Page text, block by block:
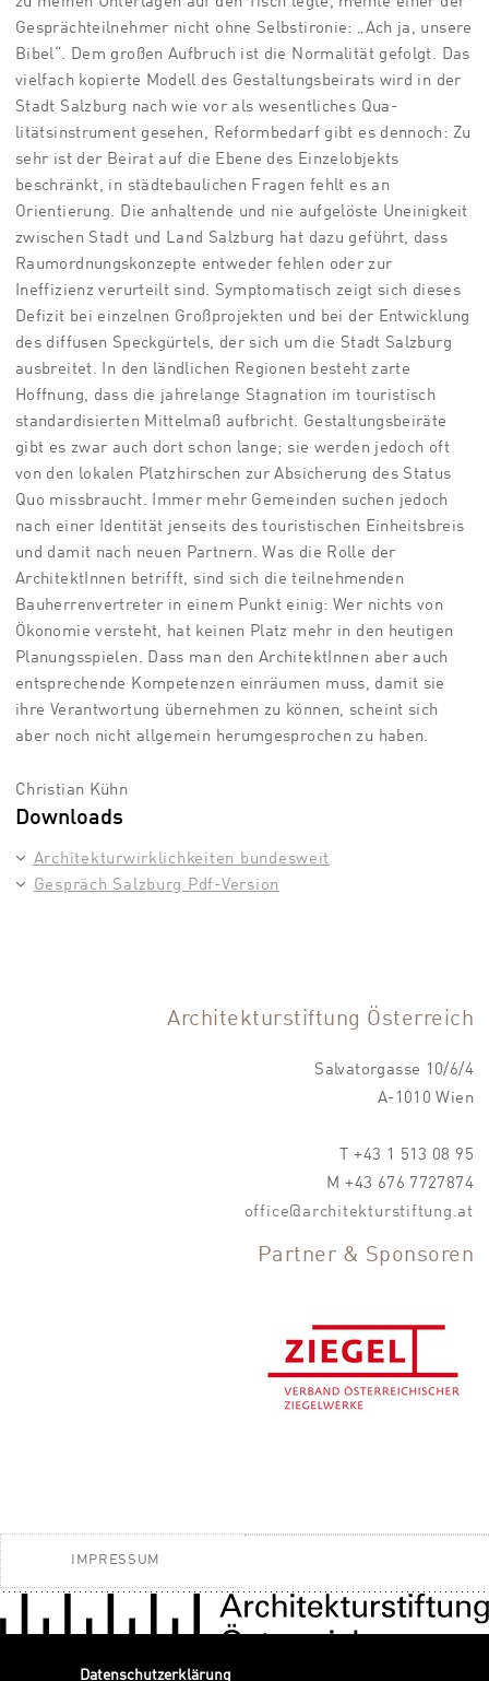
Gesprächteilnehmer nicht ohne Selbstironie: „Ach ja, unsere
Bibel“. Dem großen Aufbruch ist die Normalität gefolgt. Das
vielfach kopierte Modell des Gestaltungsbeirats wird in der
Stadt Salzburg nach wie vor als wesentliches Qua-
litätsinstrument gesehen, Reformbedarf gibt es dennoch: Zu
sehr ist der Beirat auf die Ebene des Einzelobjekts
beschränkt, in städtebaulichen Fragen fehlt es an
Orientierung. Die anhaltende und nie aufgelöste Uneinigkeit
zwischen Stadt und Land Salzburg hat dazu geführt, dass
Raumordnungskonzepte entweder fehlen oder zur
Ineffizienz verurteilt sind. Symptomatisch zeigt sich dieses
Defizit bei einzelnen Großprojekten und bei der Entwicklung
des diffusen Speckgürtels, der sich um die Stadt Salzburg
ausbreitet. In den ländlichen Regionen besteht zarte
Hoffnung, dass die jahrelange Stagnation im touristisch
standardisierten Mittelmaß aufbricht. Gestaltungsbeiräte
gibt es zwar auch dort schon lange; sie werden jedoch oft
von den lokalen Platzhirschen zur Absicherung des Status
Quo missbraucht. Immer mehr Gemeinden suchen jedoch
nach einer Identität jenseits des touristischen Einheitsbreis
und damit nach neuen Partnern. Was die Rolle der
ArchitektInnen betrifft, sind sich die teilnehmenden
Bauherrenvertreter in einem Punkt einig: Wer nichts von
Ökonomie versteht, hat keinen Platz mehr in den heutigen
Planungsspielen. Dass man den ArchitektInnen aber auch
entsprechende Kompetenzen einräumen muss, damit sie
ihre Verantwortung übernehmen zu können, scheint sich
aber noch nicht allgemein herumgesprochen zu haben.
Christian Kühn
Downloads
Architekturwirklichkeiten bundesweit
Gespräch Salzburg Pdf-Version
Architekturstiftung Österreich
Salvatorgasse 10/6/4
A-1010 Wien
T +43 1 513 08 95
M +43 676 7727874
office@architekturstiftung.at
Partner & Sponsoren
IMPRESSUM
Datenschutzerklärung